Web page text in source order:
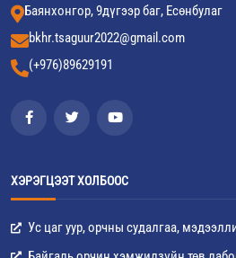
Баянхонгор, 9дүгээр баг, Есөнбулаг
bkhr.tsaguur2022@gmail.com
(+976)89629191
ХЭРЭГЦЭЭТ ХОЛБООС
Ус цаг уур, орчны судалгаа,